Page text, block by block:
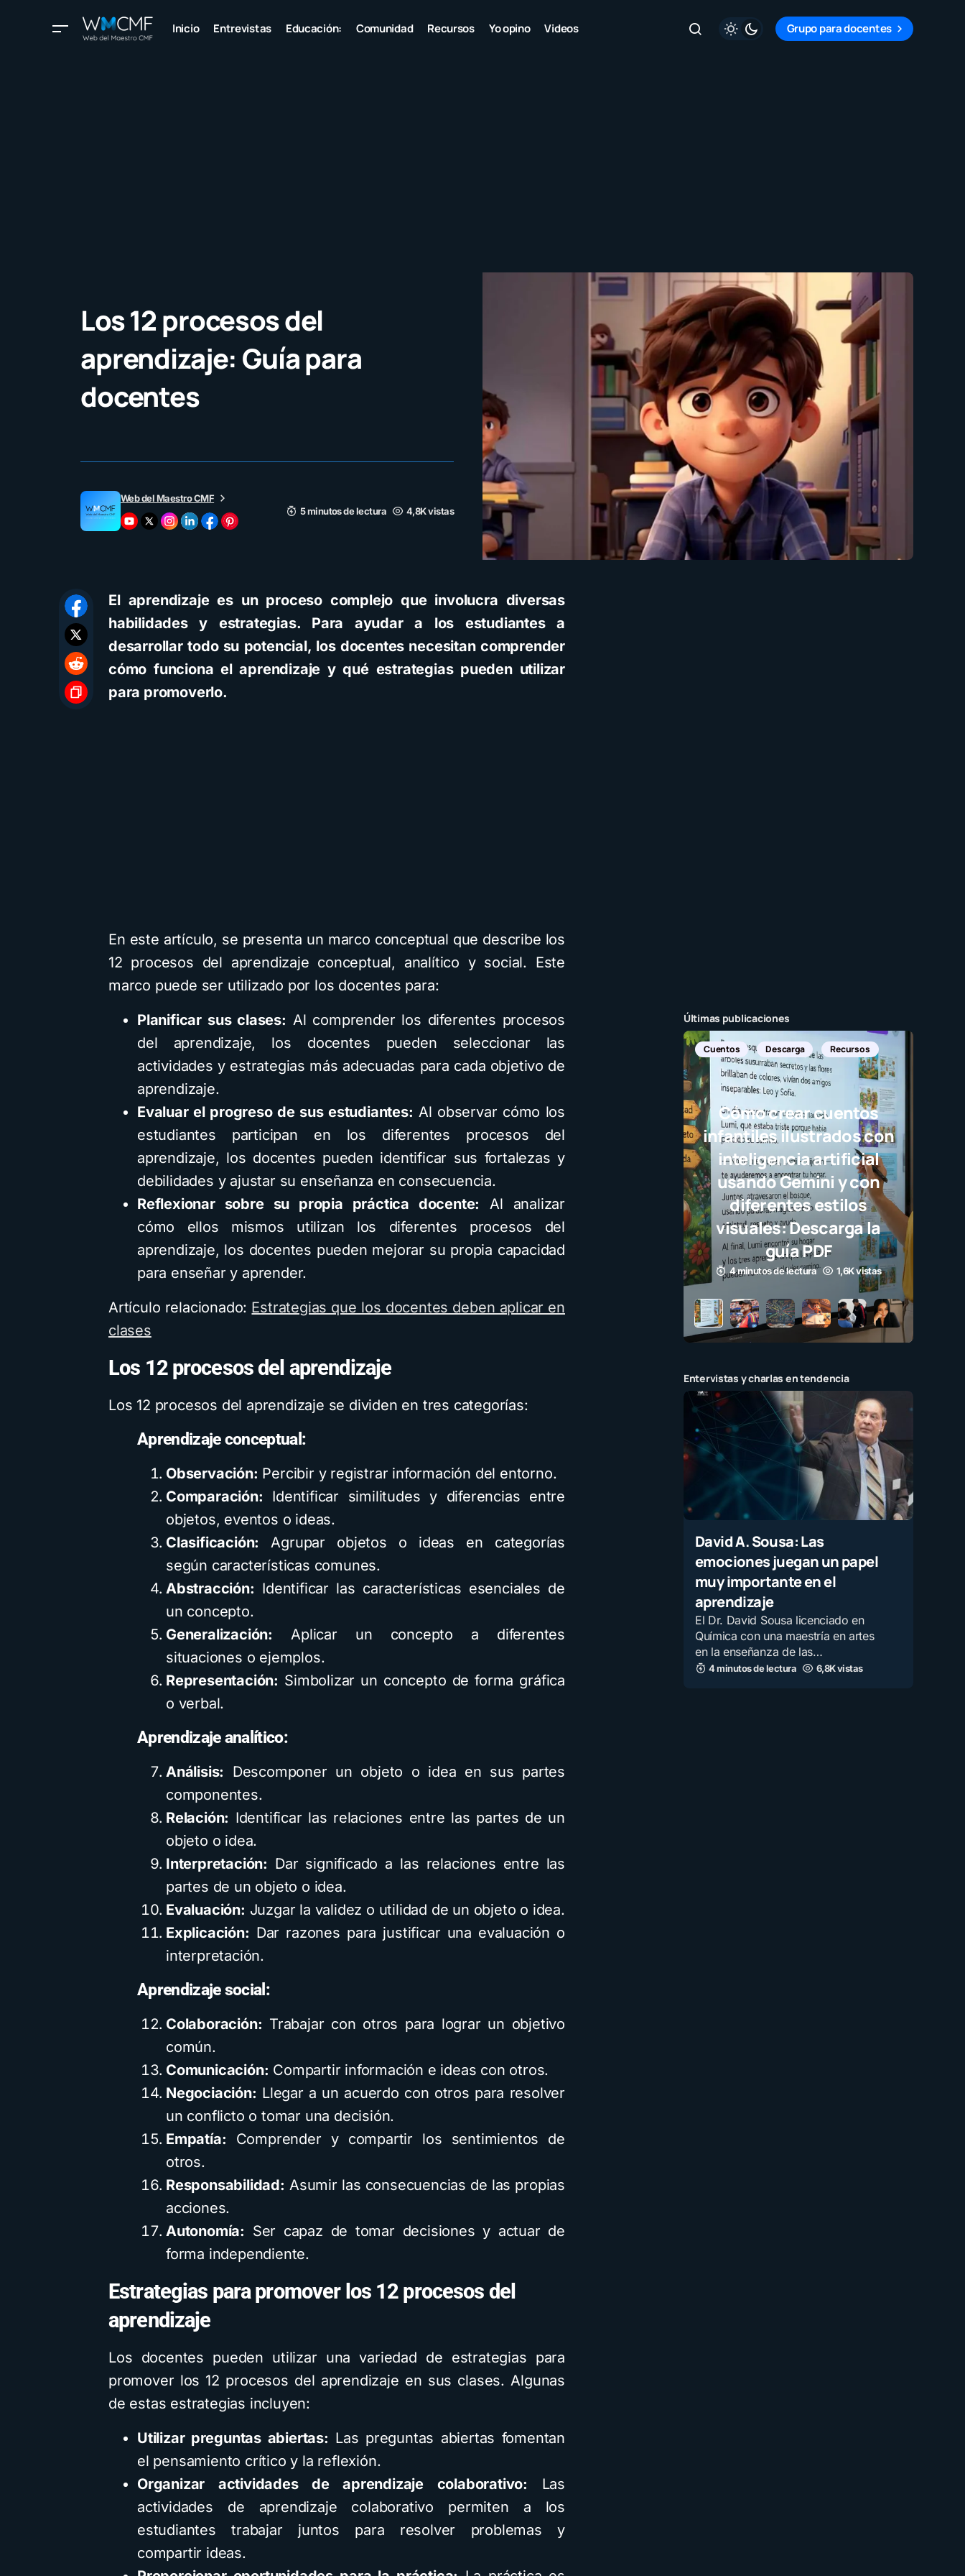
Inicio Entrevistas Educación: Comunidad Recursos Yo opino Videos Grupo para docentes
Los 12 procesos del
aprendizaje: Guía para
docentes
Web del Maestro CMF
5 minutos de lectura
4,8K vistas
El aprendizaje es un proceso complejo que involucra diversas
habilidades y estrategias. Para ayudar a los estudiantes a
desarrollar todo su potencial, los docentes necesitan comprender
cómo funciona el aprendizaje y qué estrategias pueden utilizar
para promoverlo.
En este artículo, se presenta un marco conceptual que describe los
12 procesos del aprendizaje conceptual, analítico y social. Este
marco puede ser utilizado por los docentes para:
Planificar sus clases: Al comprender los diferentes procesos
del aprendizaje, los docentes pueden seleccionar las
actividades y estrategias más adecuadas para cada objetivo de
aprendizaje.
Evaluar el progreso de sus estudiantes: Al observar cómo los
estudiantes participan en los diferentes procesos del
aprendizaje, los docentes pueden identificar sus fortalezas y
debilidades y ajustar su enseñanza en consecuencia.
Reflexionar sobre su propia práctica docente: Al analizar
cómo ellos mismos utilizan los diferentes procesos del
aprendizaje, los docentes pueden mejorar su propia capacidad
para enseñar y aprender.
Artículo relacionado: Estrategias que los docentes deben aplicar en
clases
Los 12 procesos del aprendizaje
Los 12 procesos del aprendizaje se dividen en tres categorías:
Aprendizaje conceptual:
Observación: Percibir y registrar información del entorno.
Comparación: Identificar similitudes y diferencias entre
objetos, eventos o ideas.
Clasificación: Agrupar objetos o ideas en categorías
según características comunes.
Abstracción: Identificar las características esenciales de
un concepto.
Generalización: Aplicar un concepto a diferentes
situaciones o ejemplos.
Representación: Simbolizar un concepto de forma gráfica
o verbal.
Aprendizaje analítico:
Análisis: Descomponer un objeto o idea en sus partes
componentes.
Relación: Identificar las relaciones entre las partes de un
objeto o idea.
Interpretación: Dar significado a las relaciones entre las
partes de un objeto o idea.
Evaluación: Juzgar la validez o utilidad de un objeto o idea.
Explicación: Dar razones para justificar una evaluación o
interpretación.
Aprendizaje social:
Colaboración: Trabajar con otros para lograr un objetivo
común.
Comunicación: Compartir información e ideas con otros.
Negociación: Llegar a un acuerdo con otros para resolver
un conflicto o tomar una decisión.
Empatía: Comprender y compartir los sentimientos de
otros.
Responsabilidad: Asumir las consecuencias de las propias
acciones.
Autonomía: Ser capaz de tomar decisiones y actuar de
forma independiente.
Estrategias para promover los 12 procesos del
aprendizaje
Los docentes pueden utilizar una variedad de estrategias para
promover los 12 procesos del aprendizaje en sus clases. Algunas
de estas estrategias incluyen:
Utilizar preguntas abiertas: Las preguntas abiertas fomentan
el pensamiento crítico y la reflexión.
Organizar actividades de aprendizaje colaborativo: Las
actividades de aprendizaje colaborativo permiten a los
estudiantes trabajar juntos para resolver problemas y
compartir ideas.
Últimas publicaciones
Descarga Recursos
Cómo crear cuentos
infantiles ilustrados con
inteligencia artificial
usando Gemini y con
diferentes estilos
visuales: Descarga la
guía PDF
4 minutos de lectura 1,6K vistas
Entervistas y charlas en tendencia
David A. Sousa: Las
emociones juegan un papel
muy importante en el
aprendizaje
El Dr. David Sousa licenciado en
Química con una maestría en artes
en la enseñanza de las…
4 minutos de lectura 6,8K vistas